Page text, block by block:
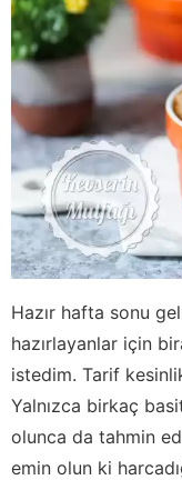
Hazır hafta sonu
hazırlayanlar için
istedim. Tarif
Yalnızca birkaç
olunca da tahmin
emin olun ki